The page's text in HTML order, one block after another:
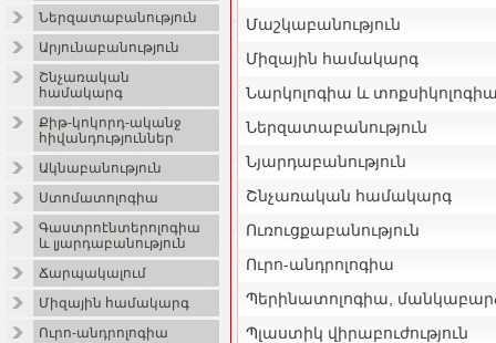
Ներզատաբանություն
Արյունաբանություն
Շնչառական
համակարգ
Քիթ-կոկորդ-ականջ
հիվանդություններ
Ակնաբանություն
Ստոմատոլոգիա
Գաստրոէնտերոլոգիա
և լյարդաբանություն
Ճարպակալում
Միզային համակարգ
Ուրո-անդրոլոգիա
Մաշկաբանություն
Միզային համակարգ
Նարկոլոգիա և
Ներզատաբանություն
Նյարդաբանություն
Շնչառական համակարգ
Ուռուցքաբանություն
Ուրո-անդրոլոգիա
Պերինատոլոգիա,
Պլաստիկ վիրաբուժություն